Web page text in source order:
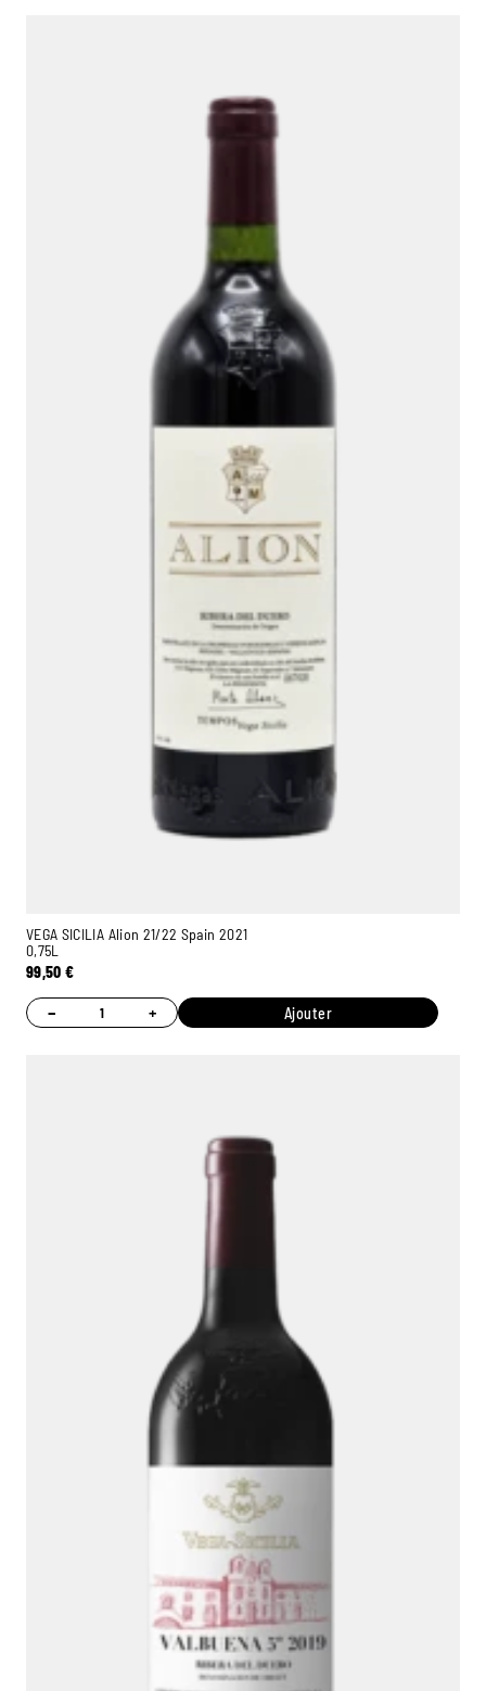
VEGA SICILIA Alion 21/22 Spain 2021
0,75L
99,50€
− + Ajouter